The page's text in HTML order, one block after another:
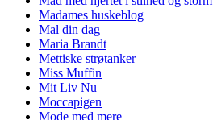
Madames huskeblog
Mal din dag
Maria Brandt
Mettiske strøtanker
Miss Muffin
Mit Liv Nu
Moccapigen
Mode med mere